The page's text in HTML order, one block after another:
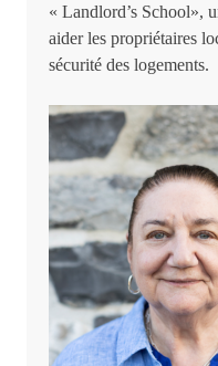
« Landlord’s School»,
aider les propriétaires
sécurité des logements.